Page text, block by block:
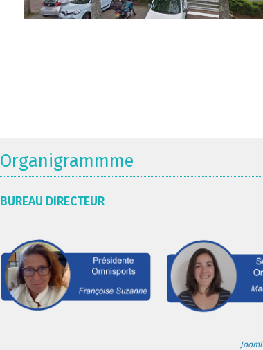
Organigrammme
BUREAU DIRECTEUR